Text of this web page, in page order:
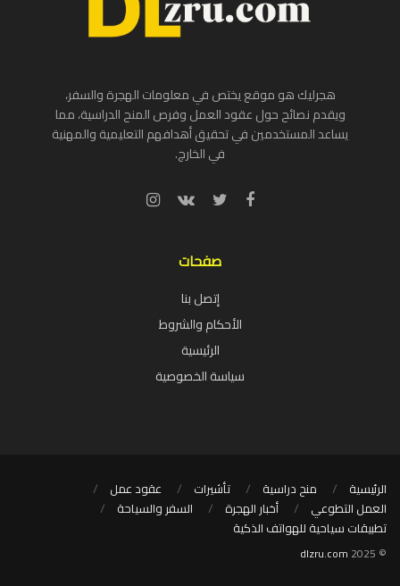
هجرليك هو موقع يختص في معلومات الهجرة والسفر،
ويقدم نصائح حول عقود العمل وفرص المنح الدراسية، مما
يساعد المستخدمين في تحقيق أهدافهم التعليمية والمهنية
في الخارج.
صفحات
إتصل بنا
الأحكام والشروط
الرئيسية
سياسة الخصوصية
الرئيسية منح دراسية تأشيرات
عقود عمل
العمل التطوعي
أخبار الهجرة
السفر والسياحة
تطبيقات سياحية للهواتف الذكية
© 2025
dlzru.com